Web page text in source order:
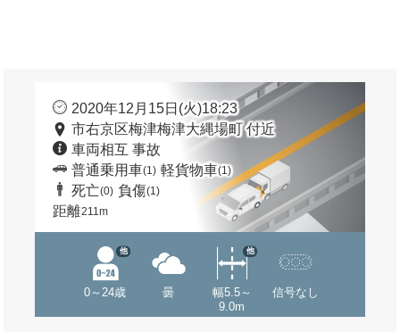
2020年12月15日(火)18:23
市右京区梅津梅津大縄場町 付近
車両相互 事故
普通乗用車(1) 軽貨物車(1)
死亡(0) 負傷(1)
距離211m
0～24歳
他
曇
幅5.5～
9.0m
他
信号なし